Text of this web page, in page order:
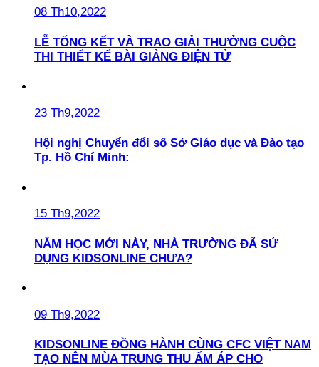
08 Th10,2022
LỄ TỔNG KẾT VÀ TRAO GIẢI THƯỞNG CUỘC
THI THIẾT KẾ BÀI GIẢNG ĐIỆN TỬ
23 Th9,2022
Hội nghị Chuyển đổi số Sở Giáo dục và Đào tạo
Tp. Hồ Chí Minh:
15 Th9,2022
NĂM HỌC MỚI NÀY, NHÀ TRƯỜNG ĐÃ SỬ
DỤNG KIDSONLINE CHƯA?
09 Th9,2022
KIDSONLINE ĐỒNG HÀNH CÙNG CFC VIỆT NAM
TẠO NÊN MÙA TRUNG THU ẤM ÁP CHO